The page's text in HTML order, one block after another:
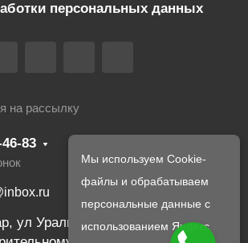
персональных данных
на рассылку
83
ул Уральская, 134Б
Мы используем Cookie-
файлы и обрабатываем
персональные данные с
использованием Яндекс